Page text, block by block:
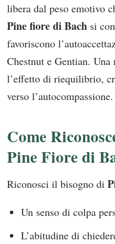
libera dal peso emotivo
Pine fiore di Bach si
favoriscono
Chestnut e Gentian.
l’effetto di riequilibrio,
verso l’autocompassione.
Come
Pine Fiore di
Riconosci il bisogno di
Un senso di colpa
L’abitudine di